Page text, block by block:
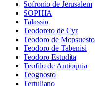
Sofronio de Jerusalem
SOPHIA
Talassio
Teodoreto de Cyr
Teodoro de Mopsuesto
Teodoro de Tabenisi
Teodoro Estudita
Teofilo de Antioquia
Teognosto
Tertuliano